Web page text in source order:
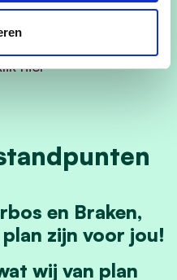
CD&V is er voor
hier
en Braken,
zijn voor jou!
wij van plan